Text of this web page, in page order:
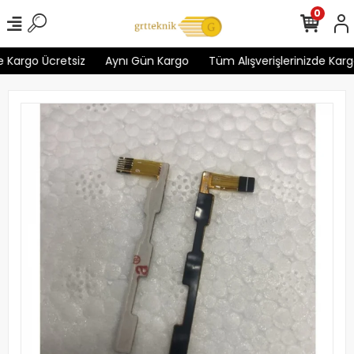
Ücretsiz Aynı Gün Kargo Tüm Alışverişlerinizde
0